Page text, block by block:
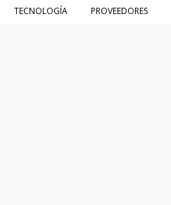
TECNOLOGÍA PROVEEDORES